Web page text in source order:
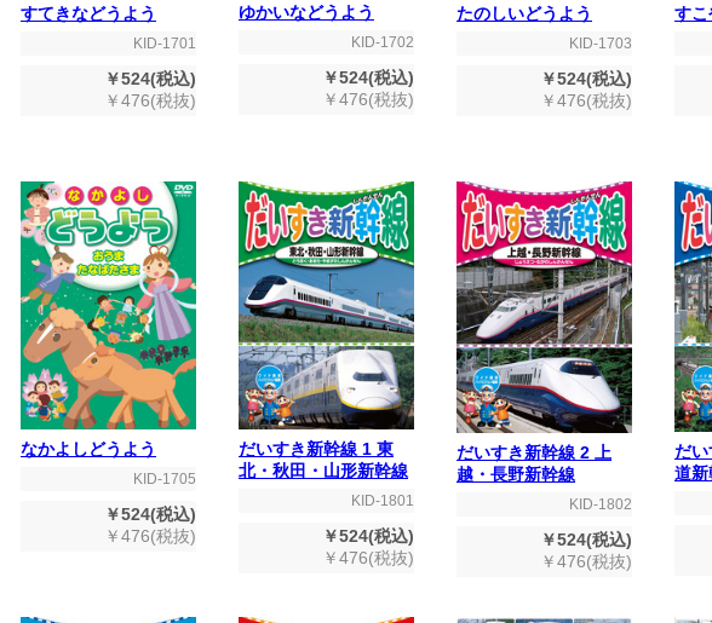
すてきなどうよう
KID-1701
￥524(税込)
￥476(税抜)
ゆかいなどうよう
KID-1702
￥524(税込)
￥476(税抜)
たのしいどうよう
KID-1703
￥524(税込)
￥476(税抜)
すこ
なかよしどうよう
KID-1705
￥524(税込)
￥476(税抜)
だいすき新幹線 1 東
北・秋田・山形新幹線
KID-1801
￥524(税込)
￥476(税抜)
だいすき新幹線 2 上
越・長野新幹線
KID-1802
￥524(税込)
￥476(税抜)
だ
道新